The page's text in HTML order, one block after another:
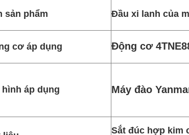
sản phẩm Đầu xi lanh của
cơ áp dụng Động cơ
hình áp dụng Máy đào
Sắt đúc hợp kim